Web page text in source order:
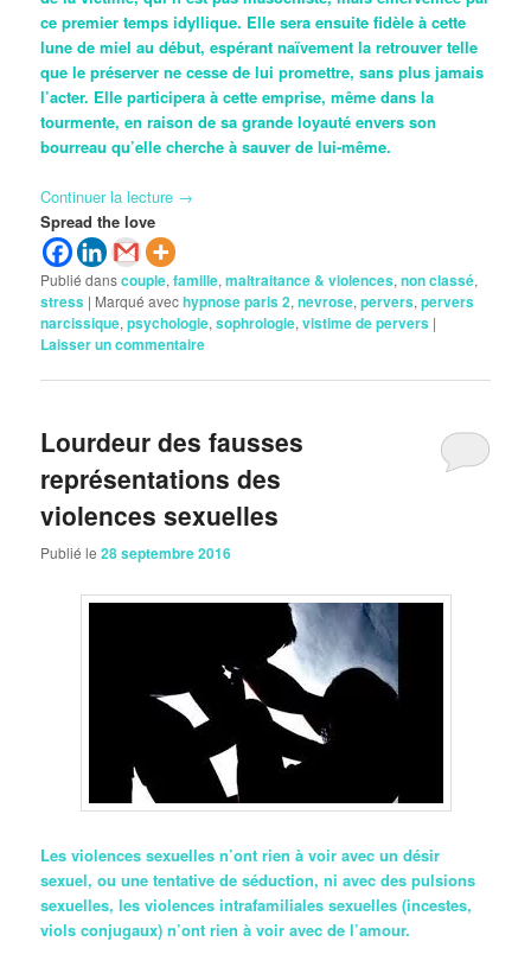
ce premier temps idyllique. Elle sera ensuite fidèle à cette
lune de miel au début, espérant naïvement la retrouver telle
que le préserver ne cesse de lui promettre, sans plus jamais
l’acter. Elle participera à cette emprise, même dans la
tourmente, en raison de sa grande loyauté envers son
bourreau qu’elle cherche à sauver de lui-même.
Continuer la lecture →
Spread the love
Publié danscouple,famille,maltraitance & violences,non classé,
stress | Marqué avechypnose paris 2,nevrose,pervers,pervers
narcissique,psychologie,sophrologie,vistime de pervers |
Laisser un commentaire
Lourdeur des fausses
représentations des
violences sexuelles
Publié le28 septembre 2016
Les violences sexuelles n’ont rien à voir avec un désir
sexuel, ou une tentative de séduction, ni avec des pulsions
sexuelles, les violences intrafamiliales sexuelles (incestes,
viols conjugaux) n’ont rien à voir avec de l’amour.